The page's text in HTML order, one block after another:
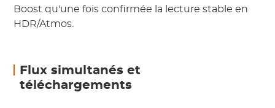
Boost qu'une fois confirmée la lecture stable en
HDR/Atmos.
Flux simultanés et
téléchargements